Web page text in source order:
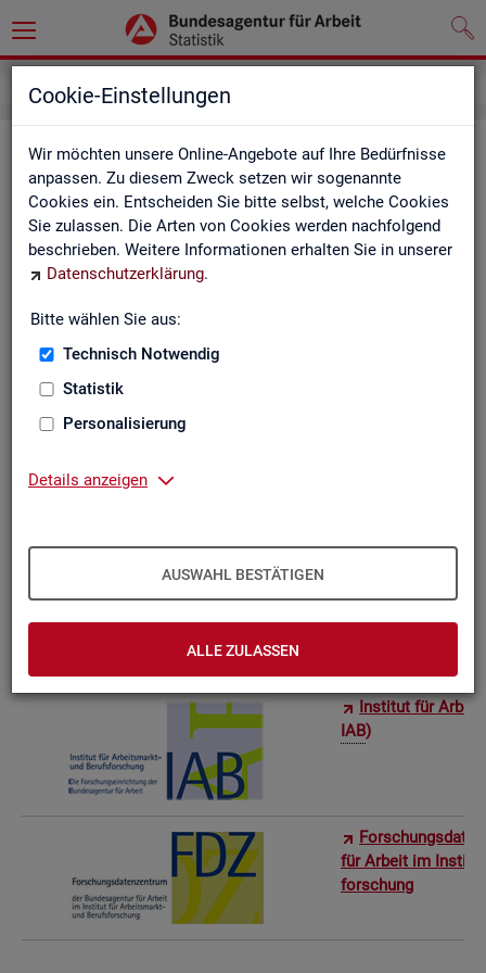
Cookie-Einstellungen
Wir möchten unsere Online-Angebote auf Ihre Bedürfnisse
anpassen. Zu diesem Zweck setzen wir sogenannte
Cookies ein. Entscheiden Sie bitte selbst, welche Cookies
Sie zulassen. Die Arten von Cookies werden nachfolgend
beschrieben. Weitere Informationen erhalten Sie in unserer
Datenschutzerklärung.
Bitte wählen Sie aus:
Technisch Notwendig
Statistik
Personalisierung
Details anzeigen
AUSWAHL BESTÄTIGEN
ALLE ZULASSEN
Wei­te­re Sta­tis­tik­an­ge­bo­te
Hier er­hal­ten Sie eine Aus­wahl wei­te­rer Sta­tis­tik­an­ge­bo­te an­
de­rer In­sti­tu­tio­nen:
In­sti­tut für
IAB)
für Ar­beit im
for­schung